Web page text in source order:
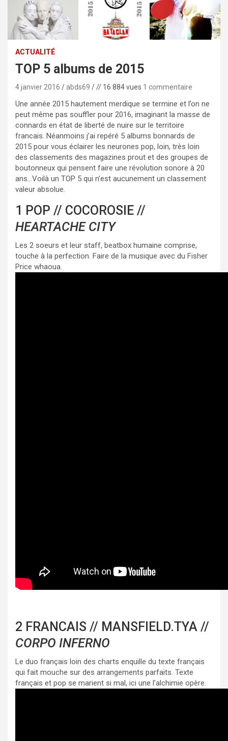
ACTUALITÉ
TOP 5 albums de 2015
4 janvier 2016 abds69 // 16 884 vues 1 commentaire
Une année 2015 hautement merdique se termine et l’on ne
peut même pas souffler pour 2016, imaginant la masse de
connards en état de liberté de nuire sur le territoire
francais. Néanmoins j’ai repéré 5 albums bonnards de
2015 pour vous éclairer les neurones pop, loin, très loin
des classements des magazines prout et des groupes de
boutonneux qui pensent faire une révolution sonore à 20
ans…Voilà un TOP 5 qui n’est aucunement un classement
valeur absolue.
1 POP // COCOROSIE //
HEARTACHE CITY
Les 2 soeurs et leur staff, beatbox humaine comprise,
touche à la perfection. Faire de la musique avec du Fisher
Price whaoua.
2 FRANCAIS // MANSFIELD.TYA //
CORPO INFERNO
Le duo français loin des charts enquille du texte français
qui fait mouche sur des arrangements parfaits. Texte
français et pop se marient si mal, ici une l’alchimie opère.